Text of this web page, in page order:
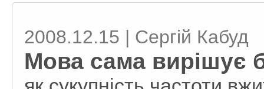
2008.12.15 | Сергій Кабуд
Мова сама вирішує